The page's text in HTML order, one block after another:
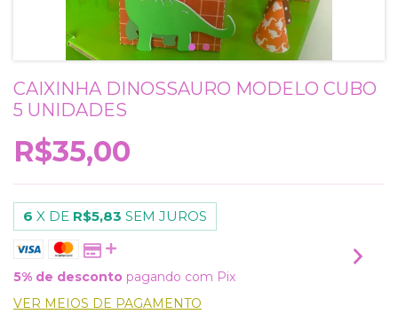
CAIXINHA DINOSSAURO MODELO CUBO
5 UNIDADES
R$35,00
6 X DE R$5,83 SEM JUROS
5% de desconto pagando com Pix
VER MEIOS DE PAGAMENTO